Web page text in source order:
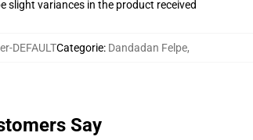
slight variances in the product received
DEFAULTCategorie: Dandadan Felpe,
Say